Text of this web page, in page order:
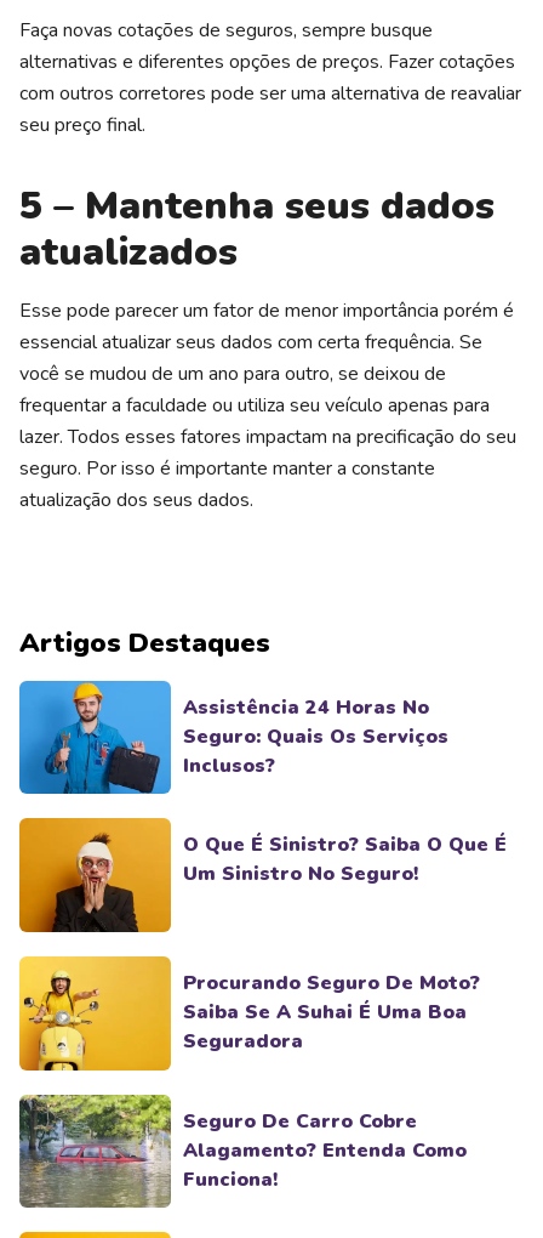
Faça novas cotações de seguros, sempre busque
alternativas e diferentes opções de preços. Fazer cotações
com outros corretores pode ser uma alternativa de reavaliar
seu preço final.
5 – Mantenha seus dados
atualizados
Esse pode parecer um fator de menor importância porém é
essencial atualizar seus dados com certa frequência. Se
você se mudou de um ano para outro, se deixou de
frequentar a faculdade ou utiliza seu veículo apenas para
lazer. Todos esses fatores impactam na precificação do seu
seguro. Por isso é importante manter a constante
atualização dos seus dados.
Artigos Destaques
Assistência 24 Horas No
Seguro: Quais Os Serviços
Inclusos?
O Que É Sinistro? Saiba O Que É
Um Sinistro No Seguro!
Procurando Seguro De Moto?
Saiba Se A Suhai É Uma Boa
Seguradora
Seguro De Carro Cobre
Alagamento? Entenda Como
Funciona!